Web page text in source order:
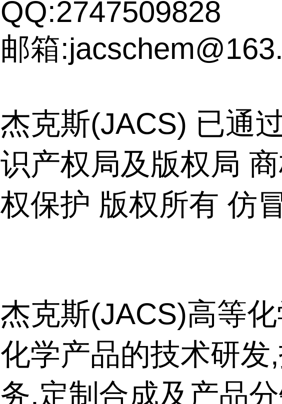
QQ:2747509828
邮箱
杰克斯(JACS) 已通
识产权局及版权局
权保护 版权所有 仿
杰克斯(JACS)高等
化学产品的技术研发
务,定制合成及产品分